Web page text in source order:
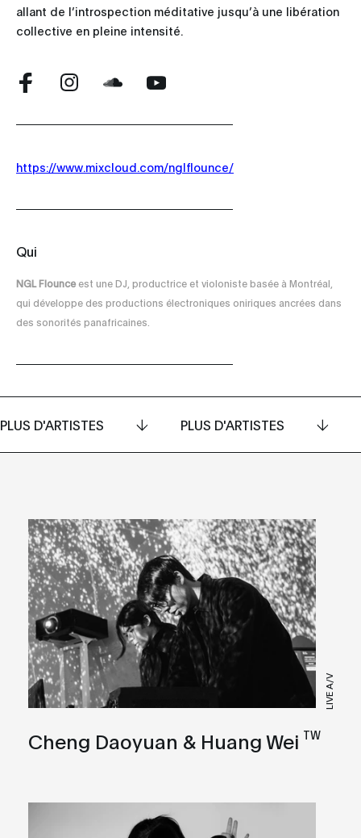
allant de l’introspection méditative jusqu’à une libération
collective en pleine intensité.
https://www.mixcloud.com/nglflounce/
Qui
NGL Flounceest une DJ, productrice et violoniste basée à Montréal,
qui développe des productions électroniques oniriques ancrées dans
des sonorités panafricaines.
PLUS D'ARTISTES PLUS D'ARTISTES
LIVE A/V
Cheng Daoyuan & Huang Wei TW